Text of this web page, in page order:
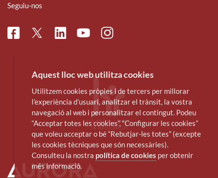
Seguiu-nos
FacebookTwitterLinkedinYoutubeInstagram
Aquest lloc web utilitza cookies
Utilitzem cookies pròpies i de tercers per millorar
l’experiència d’usuari, analitzar el trànsit, la vostra
navegació al web i personalitzar el contingut. Podeu
“Acceptar totes les cookies”, “Configurar les cookies”
que voleu acceptar o bé “Rebutjar-les totes” (excepte
les cookies tècniques que són necessàries).
Consulteu la nostra política de cookies per obtenir
més informació.